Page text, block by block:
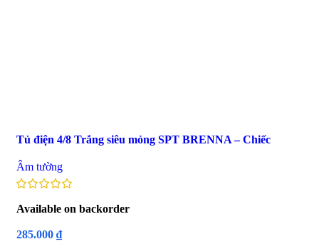
Tủ điện 4/8 Trắng siêu mỏng SPT BRENNA – Chiếc
Âm tường
Available on backorder
285.000 ₫